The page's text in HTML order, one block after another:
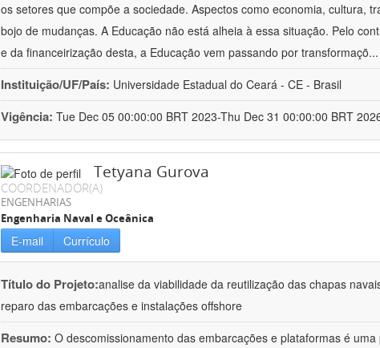
os setores que compõe a sociedade. Aspectos como economia, cultura,
bojo de mudanças. A Educação não está alheia à essa situação. Pelo
e da financeirização desta, a Educação vem passando por transformaçõ...
Instituição/UF/País: Universidade Estadual do Ceará - CE - Brasil
Vigência: Tue Dec 05 00:00:00 BRT 2023-Thu Dec 31 00:00:00 BRT
Tetyana Gurova
COORDENADOR(A)
ENGENHARIAS
Engenharia Naval e Oceânica
E-mail Currículo
Título do Projeto:analise da viabilidade da reutilização das chapas
reparo das embarcações e instalações offshore
Resumo: O descomissionamento das embarcações e plataformas é